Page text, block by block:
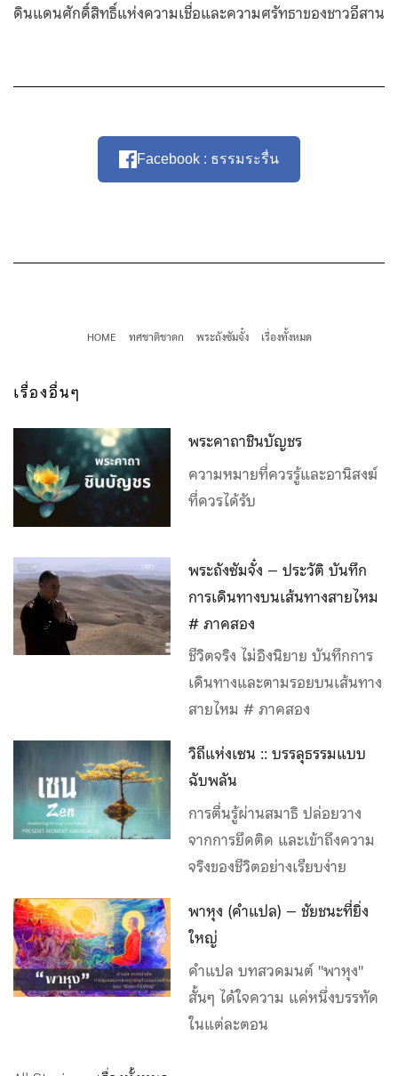
ดินแดนศักดิ์สิทธิ์แห่งความเชื่อและความศรัทธาของชาวอีสาน
Facebook : ธรรมระรื่น
HOME ทศชาติชาดก พระถังซัมจั๋ง เรื่องทั้งหมด
เรื่องอื่นๆ
พระคาถาชินบัญชร
ความหมายที่ควรรู้และอานิสงฆ์
ที่ควรได้รับ
พระถังซัมจั๋ง – ประวัติ บันทึก
การเดินทางบนเส้นทางสายไหม
# ภาคสอง
ชีวิตจริง ไม่อิงนิยาย บันทึกการ
เดินทางและตามรอยบนเส้นทาง
สายไหม # ภาคสอง
วิถีแห่งเซน :: บรรลุธรรมแบบ
ฉับพลัน
การตื่นรู้ผ่านสมาธิ ปล่อยวาง
จากการยึดติด และเข้าถึงความ
จริงของชีวิตอย่างเรียบง่าย
พาหุง (คำแปล) – ชัยชนะที่ยิ่ง
ใหญ่
คำแปล บทสวดมนต์ "พาหุง"
สั้นๆ ได้ใจความ แค่หนึ่งบรรทัด
ในแต่ละตอน